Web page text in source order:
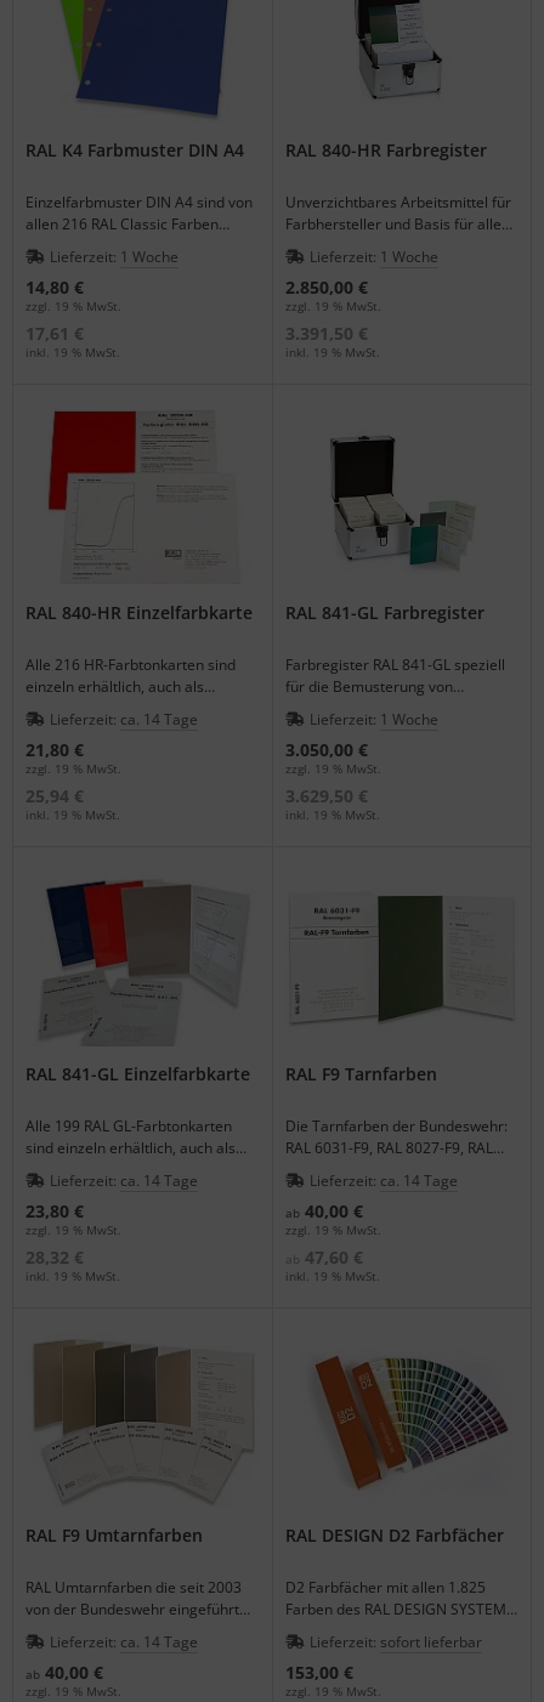
RAL K4 Farbmuster DIN A4
Einzelfarbmuster DIN A4 sind von
allen 216 RAL Classic Farben
erhältlich, auch als Ersatzseiten
für K4-Ordner.
Lieferzeit: 1 Woche
14,80 €
zzgl. 19 % MwSt.
17,61 €
inkl. 19 % MwSt.
RAL 840-HR Farbregister
Unverzichtbares Arbeitsmittel für
Farbhersteller und Basis für alle
RAL CLASSIC Farben. Bitte
unbedingt beachten: Das Register
ist seitens des Herstellers nicht
vollständig. Die fehlenden Karten
werden bei Lieferung vom
Gesamtbetrag abgezogen. Mehr
Lieferzeit: 1 Woche
2.850,00 €
zzgl. 19 % MwSt.
3.391,50 €
inkl. 19 % MwSt.
RAL 840-HR Einzelfarbkarte
Alle 216 HR-Farbtonkarten sind
einzeln erhältlich, auch als
Ersatzkarte für die 840 HR-
Registerbox.
Lieferzeit: ca. 14 Tage
21,80 €
zzgl. 19 % MwSt.
25,94 €
inkl. 19 % MwSt.
RAL 841-GL Farbregister
Farbregister RAL 841-GL speziell
für die Bemusterung von
hochglänzenden Beschichtungen
(Glanzwert < 80). Bitte unbedingt
beachten: Das Register ist seitens
des Herstellers nicht vollständig.
Die fehlenden Karten werden bei
Lieferung vom Gesamtbetrag
Lieferzeit: 1 Woche
3.050,00 €
zzgl. 19 % MwSt.
3.629,50 €
inkl. 19 % MwSt.
RAL 841-GL Einzelfarbkarte
Alle 199 RAL GL-Farbtonkarten
sind einzeln erhältlich, auch als
Ersatzkarte für die Registerbox.
Lieferzeit: ca. 14 Tage
23,80 €
zzgl. 19 % MwSt.
28,32 €
inkl. 19 % MwSt.
RAL F9 Tarnfarben
Die Tarnfarben der Bundeswehr:
RAL 6031-F9, RAL 8027-F9, RAL
9021-F9 als Einzelfarbkkarten.
Lieferzeit: ca. 14 Tage
ab 40,00 €
zzgl. 19 % MwSt.
ab 47,60 €
inkl. 19 % MwSt.
RAL F9 Umtarnfarben
RAL Umtarnfarben die seit 2003
von der Bundeswehr eingeführt
wurden, 7 Farbkarten im HR-
Karten-Format.
Lieferzeit: ca. 14 Tage
ab 40,00 €
zzgl. 19 % MwSt.
RAL DESIGN D2 Farbfächer
D2 Farbfächer mit allen 1.825
Farben des RAL DESIGN SYSTEM
plus.
Lieferzeit: sofort lieferbar
153,00 €
zzgl. 19 % MwSt.